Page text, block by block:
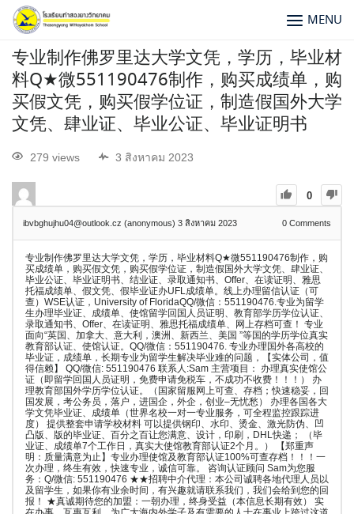
MENU
专业制作佛罗里达大学文凭，学历，毕业材
料Q★微551190476制作，购买成绩单，购
买假文凭，购买假学位证，制造假国外大学
文凭、肆业证、毕业公证、毕业证明书
279 views 3 สิงหาคม 2023
0
ibvbghujhu04@outlook.cz (anonymous) 3 สิงหาคม 2023 0 Comments
专业制作佛罗里达大学文凭，学历，毕业材料Q★微551190476制作，购
买成绩单，购买假文凭，购买假学位证，制造假国外大学文凭、肆业证、
毕业公证、毕业证明书、结业证、录取通知书、Offer、在读证明、雅思
托福成绩单、假文凭、假毕业证办UFL成绩单。线上办理留信认证（可
查）WSE认证，University of FloridaQQ/微信：551190476.专业为留学
生办理毕业证、成绩单、使馆留学回国人员证明、教育部学历学位认证、
录取通知书、Offer、在读证明、雅思托福成绩单、网上存档可查！ 专业
面向“英国、加拿大、意大利，澳洲、新西兰、美国 ”等国的学历学位真实
教育部认证、使馆认证。QQ/微信：551190476. 专业办理国外各高校的
毕业证，成绩单，长期专业为留学生解决毕业难的问题，【实体公司，值
得信赖】 QQ/微信: 551190476 联系人:Sam 主营项目： 办理真实使馆公
证（即留学回国人员证明，免费申请免税车，不成功不收费！！！） 办
理教育部国外学历学位认证。（国家留服网上可查、存档；快速稳妥，回
国发展，考公务员，落户，进国企，外企，创业–无忧愁） 办理各国各大
学文凭毕业证、成绩单（世界名校一对一专业服务，可全程监控跟踪进
度） 提供整套申请学校材料 可以提供钢印、水印、烫金、激光防伪、凹
凸版、版的毕业证、百分之百让您满意、设计，印刷，DHL快递； （毕
业证、成绩单7个工作日，真实大使馆教育部认证2个月。） 【郑重声
明：质量满意为止】专业办理使馆及教育部认证100%可查存档！！！一
次办理，终生有效，快速专业，诚信可靠。 咨询认证顾问 Sam为您服
务：Q/微信: 551190476 ★★招聘中介代理：本公司诚聘各地代理人员以
及留学生，如果你有业余时间，有兴趣就请联系我们，我们会给到您的回
报！ ★真诚期待您的加盟：一朝办理，终身受益（本信息长期有效） 实